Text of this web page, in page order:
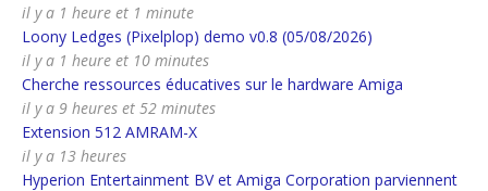
il y a 1 heure et 1 minute
Loony Ledges (Pixelplop) demo v0.8 (05/08/2026)
il y a 1 heure et 10 minutes
Cherche ressources éducatives sur le hardware Amiga
il y a 9 heures et 52 minutes
Extension 512 AMRAM-X
il y a 13 heures
Hyperion Entertainment BV et Amiga Corporation parviennent